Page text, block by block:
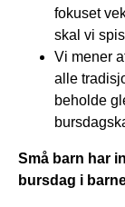
fokuset
skal vi
Vi mener
alle
beholde
Små barn har
bursdag i